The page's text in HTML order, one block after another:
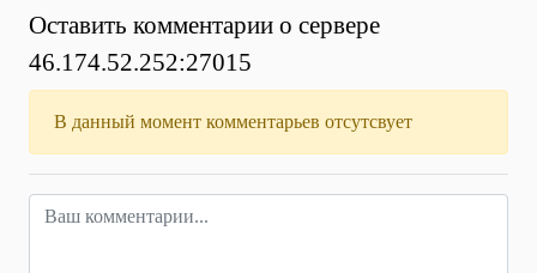
Оставить комментарии о сервере
46.174.52.252:27015
В данный момент комментарьев отсутсвует